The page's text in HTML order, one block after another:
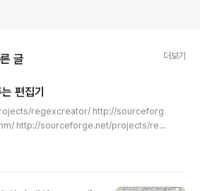
글 더보기
편집기
regexcreator/ http://sourceforg
http://sourceforge.net/projects/reg
http://sourceforge.net/pro